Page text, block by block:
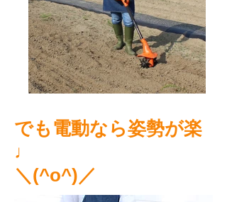
でも電動なら姿勢が楽
♩
＼(^o^)／